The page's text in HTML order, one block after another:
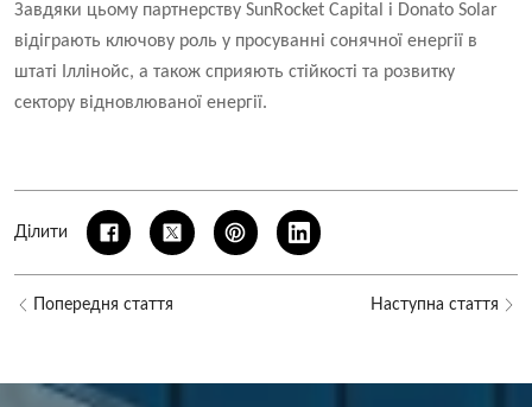
Завдяки цьому партнерству SunRocket Capital і Donato Solar
відіграють ключову роль у просуванні сонячної енергії в
штаті Іллінойс, а також сприяють стійкості та розвитку
сектору відновлюваної енергії.
Ділити
Попередня стаття Наступна стаття